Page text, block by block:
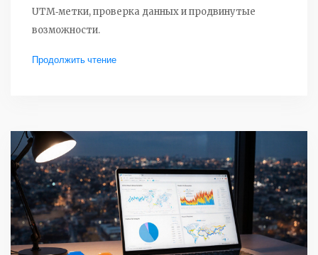
UTM‑метки, проверка данных и продвинутые
возможности.
Продолжить чтение